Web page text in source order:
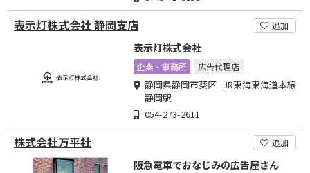
表示灯株式会社 静岡支店 追加
表示灯株式会社
企業・事務所 広告代理店
静岡県静岡市葵区 JR東海東海道本線
静岡駅
054-273-2611
株式会社万平社 追加
阪急電車でおなじみの広告屋さん